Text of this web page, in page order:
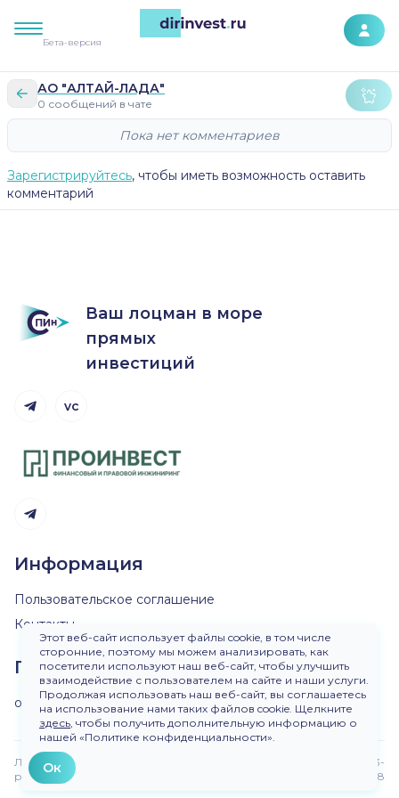
Этот веб-сайт использует файлы cookie, в том числе
сторонние, поэтому мы можем анализировать, как
посетители используют наш веб-сайт, чтобы улучшить
взаимодействие с пользователем на сайте и наши услуги.
Продолжая использовать наш веб-сайт, вы соглашаетесь
на использование нами таких файлов cookie. Щелкните
здесь, чтобы получить дополнительную информацию о
нашей «Политике конфиденциальности».
Ок
Бета-версия
АО "АЛТАЙ-ЛАДА"
0 сообщений в чате
Пока нет комментариев
Зарегистрируйтесь, чтобы иметь возможность оставить
комментарий
Ваш лоцман в море
прямых
инвестиций
Telegram канал
vc
Telegram канал
Информация
Пользовательское соглашение
Контакты
Пишите нам
ok@dirinvest.ru
Любое использование материалов сайта без
разрешения запрещено.
Версия 3-
beta.48